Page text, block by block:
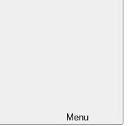
Menu